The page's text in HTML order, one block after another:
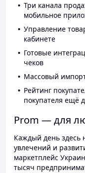
Три канала
мобильное
Управление
кабинете
Готовые
чеков
Массовый
Рейтинг
покупателя ещё
Prom — для
Каждый день здесь
увлечений и
маркетплейс
тысяч